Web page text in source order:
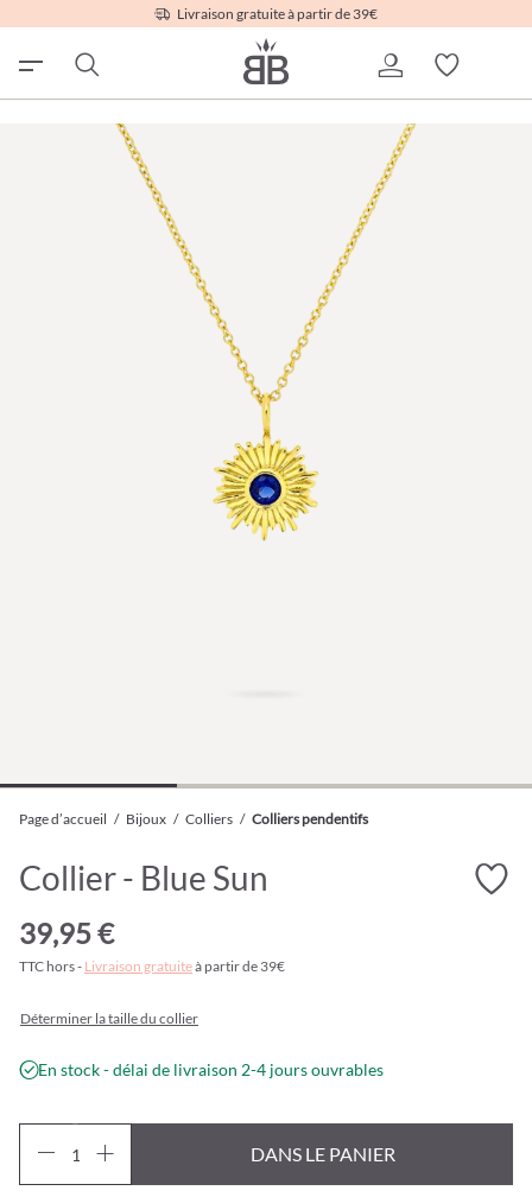
Livraison gratuite à partir de 39€
Page d’accueil / Bijoux / Colliers / Colliers pendentifs
Collier - Blue Sun
39,95 €
TTC hors - Livraison gratuiteà partir de 39€
Déterminer la taille du collier
En stock - délai de livraison 2-4 jours ouvrables
DANS LE PANIER